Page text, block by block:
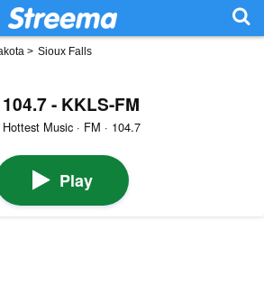
> Sioux Falls
- KKLS-FM
Music · FM · 104.7
Play